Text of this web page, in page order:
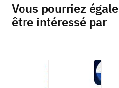
Vous pourriez
être intéressé par